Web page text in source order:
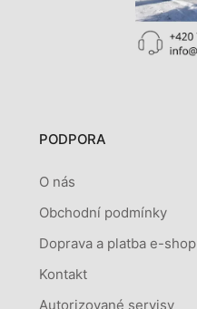
PODPORA
O nás
Obchodní podmínky
Doprava a platba e-shop
Kontakt
Autorizované servisy